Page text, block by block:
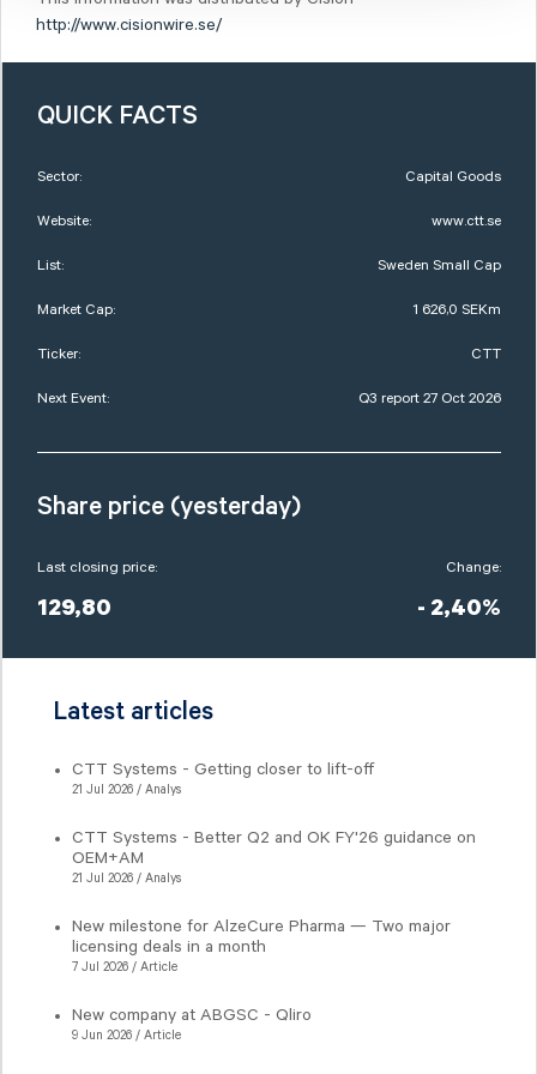
http://www.cisionwire.se/
QUICK FACTS
Sector: Capital Goods
Website: www.ctt.se
List: Sweden Small Cap
Market Cap: 1 626,0 SEKm
Ticker: CTT
Next Event: Q3 report 27 Oct 2026
Share price (yesterday)
Last closing price:
129,80
Change:
- 2,40%
Latest articles
CTT Systems - Getting closer to lift-off
21 Jul 2026 / Analys
CTT Systems - Better Q2 and OK FY'26 guidance on
OEM+AM
21 Jul 2026 / Analys
New milestone for AlzeCure Pharma — Two major
licensing deals in a month
7 Jul 2026 / Article
New company at ABGSC - Qliro
9 Jun 2026 / Article